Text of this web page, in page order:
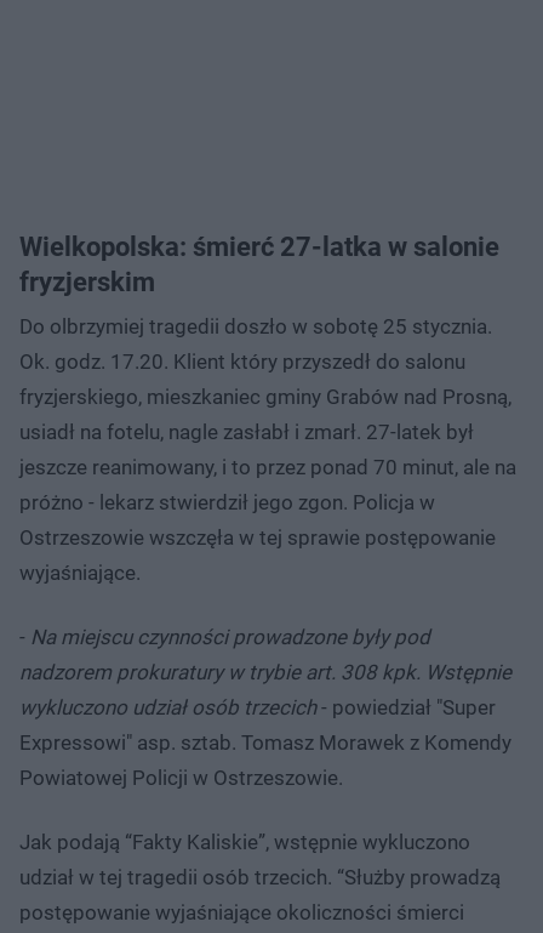
Wielkopolska: śmierć 27-latka w salonie
fryzjerskim
Do olbrzymiej tragedii doszło w sobotę 25 stycznia.
Ok. godz. 17.20. Klient który przyszedł do salonu
fryzjerskiego, mieszkaniec gminy Grabów nad Prosną,
usiadł na fotelu, nagle zasłabł i zmarł. 27-latek był
jeszcze reanimowany, i to przez ponad 70 minut, ale na
próżno - lekarz stwierdził jego zgon. Policja w
Ostrzeszowie wszczęła w tej sprawie postępowanie
wyjaśniające.
- Na miejscu czynności prowadzone były pod
nadzorem prokuratury w trybie art. 308 kpk. Wstępnie
wykluczono udział osób trzecich- powiedział "Super
Expressowi" asp. sztab. Tomasz Morawek z Komendy
Powiatowej Policji w Ostrzeszowie.
Jak podają “Fakty Kaliskie”, wstępnie wykluczono
udział w tej tragedii osób trzecich. “Służby prowadzą
postępowanie wyjaśniające okoliczności śmierci